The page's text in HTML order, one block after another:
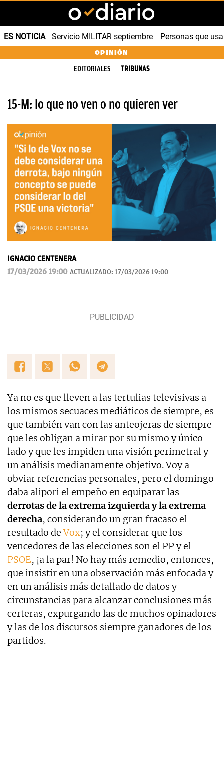
ES NOTICIA Servicio MILITAR septiembre Personas que
OPINIÓN
EDITORIALES TRIBUNAS
15-M: lo que no ven o no quieren ver
IGNACIO CENTENERA
17/03/2026 19:00 ACTUALIZADO: 17/03/2026 19:00
Ya no es que lleven a las tertulias televisivas a
los mismos secuaces mediáticos de siempre, es
que también van con las anteojeras de siempre
que les obligan a mirar por su mismo y único
lado y que les impiden una visión perimetral y
un análisis medianamente objetivo. Voy a
obviar referencias personales, pero el domingo
daba alipori el empeño en equiparar las
derrotas de la extrema izquierda y la extrema
derecha, considerando un gran fracaso el
resultado deVox; y el considerar que los
vencedores de las elecciones son el PP y el
PSOE, ¡a la par! No hay más remedio, entonces,
que insistir en una observación más enfocada y
en un análisis más detallado de datos y
circunstancias para alcanzar conclusiones más
certeras, expurgando las de muchos opinadores
y las de los discursos siempre ganadores de los
partidos.